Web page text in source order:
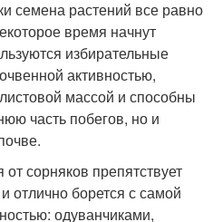
семена растений все равно
время начнут
избирательные
активностью,
массой и способны
часть побегов, но и
сорняков препятствует
отлично борется с самой
одуванчиками,